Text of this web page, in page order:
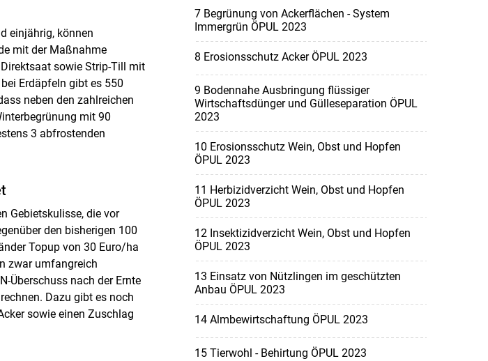
einjährig, können
mit der Maßnahme
sowie Strip-Till mit
Erdäpfeln gibt es 550
neben den zahlreichen
mit 90
3 abfrostenden
Gebietskulisse, die vor
den bisherigen 100
Topup von 30 Euro/ha
zwar umfangreich
Überschuss nach der Ernte
Dazu gibt es noch
sowie einen Zuschlag
7 Begrünung von Ackerflächen - System
Immergrün ÖPUL 2023
8 Erosionsschutz Acker ÖPUL 2023
9 Bodennahe Ausbringung flüssiger
Wirtschaftsdünger und Gülleseparation ÖPUL
2023
10 Erosionsschutz Wein, Obst und Hopfen
ÖPUL 2023
11 Herbizidverzicht Wein, Obst und Hopfen
ÖPUL 2023
12 Insektizidverzicht Wein, Obst und Hopfen
ÖPUL 2023
13 Einsatz von Nützlingen im geschützten
Anbau ÖPUL 2023
14 Almbewirtschaftung ÖPUL 2023
15 Tierwohl - Behirtung ÖPUL 2023